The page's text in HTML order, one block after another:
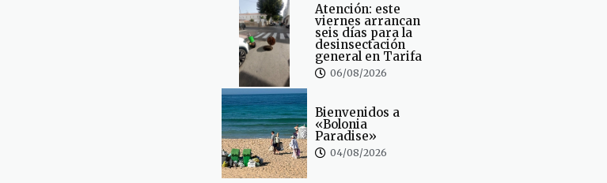
Atención: este
viernes arrancan
seis días para la
desinsectación
general en Tarifa
06/08/2026
Bienvenidos a
«Bolonia
Paradise»
04/08/2026